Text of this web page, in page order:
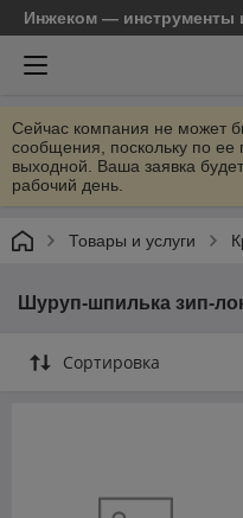
Инжеком — инструменты
Сейчас компания не может
сообщения, поскольку по ее
выходной. Ваша заявка
рабочий день.
Товары и услуги
Шуруп-шпилька зип-
Сортировка